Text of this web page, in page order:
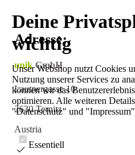
Deine
wichtig
Unser Webshop nutzt Cookies
Nutzung unserer Services zu
können wir das
optimieren. Alle weiteren
"Datenschutz" und
Essentiell
Adresse:
unikGmbH
Lautnergasse 10
2630 Ternitz
Austria